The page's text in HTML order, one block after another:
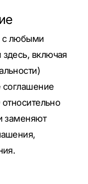
с любыми
включая
соглашение
заменяют